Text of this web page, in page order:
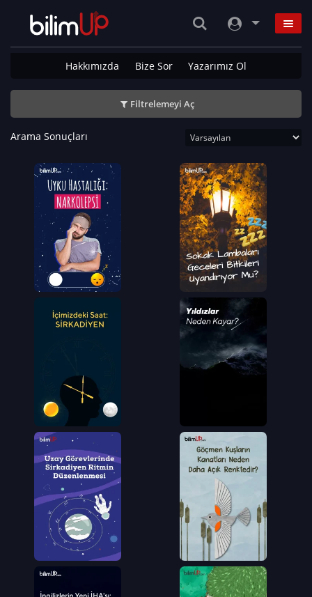
Hakkımızda Bize Sor Yazarımız Ol
Filtrelemeyi Aç
Arama Sonuçları